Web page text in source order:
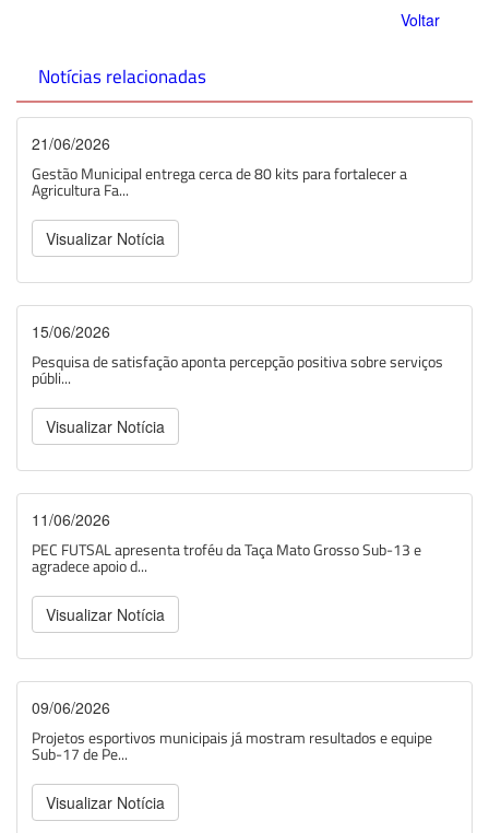
Voltar
Notícias relacionadas
21/06/2026
Gestão Municipal entrega cerca de 80 kits para fortalecer a
Agricultura Fa...
Visualizar Notícia
15/06/2026
Pesquisa de satisfação aponta percepção positiva sobre serviços
públi...
Visualizar Notícia
11/06/2026
PEC FUTSAL apresenta troféu da Taça Mato Grosso Sub-13 e
agradece apoio d...
Visualizar Notícia
09/06/2026
Projetos esportivos municipais já mostram resultados e equipe
Sub-17 de Pe...
Visualizar Notícia